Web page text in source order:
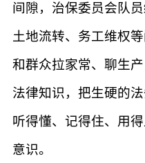
间隙，治保委员会队
土地流转、务工维权等
和群众拉家常、聊生
法律知识，把生硬的
听得懂、记得住、用
意识。